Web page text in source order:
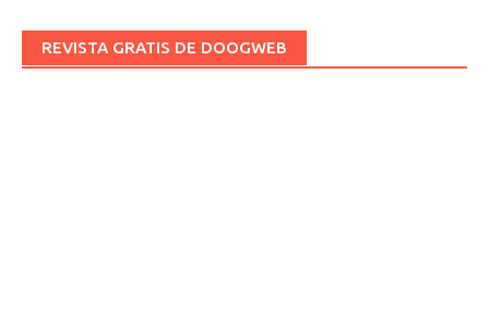
REVISTA GRATIS DE DOOGWEB